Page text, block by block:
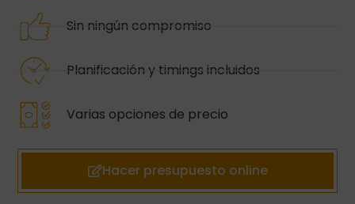
Sin ningún compromiso
Planificación y timings incluidos
Varias opciones de precio
Hacer presupuesto online